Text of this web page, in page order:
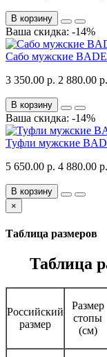
В корзину
Ваша скидка: -14%
Сабо мужские
3 350.00 р. 2 880.00 р.
В корзину
Ваша скидка: -14%
Туфли мужские
5 650.00 р. 4 880.00 р.
В корзину
×
Таблица размеров
Таблица
Российский
размер
Размер
стопы
(см)